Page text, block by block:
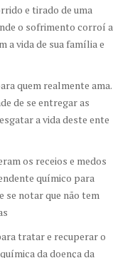
e tirado de uma
o sofrimento corroí a
a vida de sua família e
quem realmente ama.
de se entregar as
a vida deste ente
os receios e medos
químico para
se notar que não tem
tratar e recuperar o
da doença da